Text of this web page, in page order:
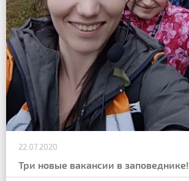
22.07.2020
Три новые вакансии в заповеднике!